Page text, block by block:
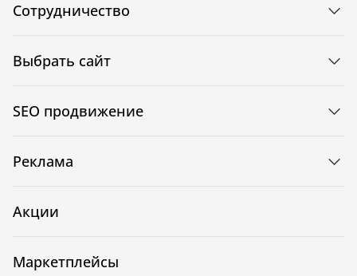
Сотрудничество
Выбрать сайт
SEO продвижение
Реклама
Акции
Маркетплейсы